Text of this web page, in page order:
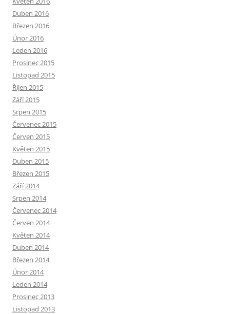
Duben 2016
Březen 2016
Únor 2016
Leden 2016
Prosinec 2015
Listopad 2015
Říjen 2015
Září 2015
Srpen 2015
Červenec 2015
Červen 2015
Květen 2015
Duben 2015
Březen 2015
Září 2014
Srpen 2014
Červenec 2014
Červen 2014
Květen 2014
Duben 2014
Březen 2014
Únor 2014
Leden 2014
Prosinec 2013
Listopad 2013